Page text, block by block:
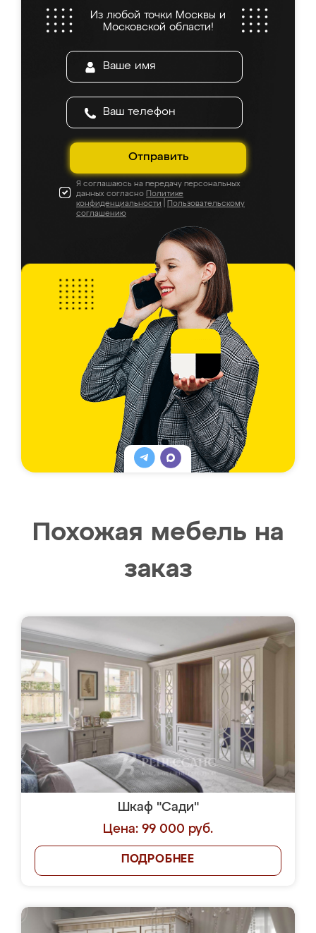
Из любой точки Москвы и
Московской области!
Отправить
Я соглашаюсь на передачу персональных
данных согласно Политике
конфиденциальности
Пользовательскому
соглашению
Похожая мебель на
заказ
Шкаф "Сади"
Цена: 99 000 руб.
ПОДРОБНЕЕ